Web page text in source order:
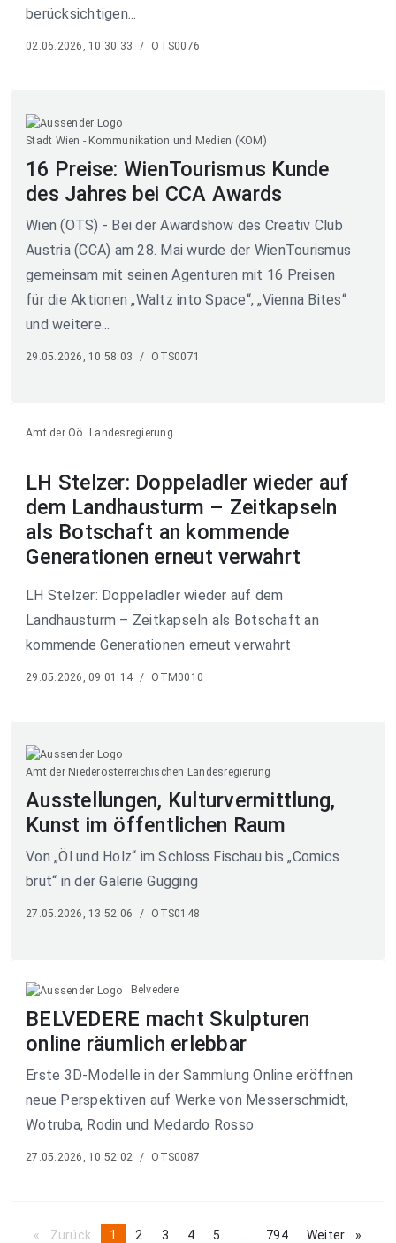
berücksichtigen...
02.06.2026, 10:30:33 / OTS0076
Stadt Wien - Kommunikation und Medien (KOM)
16 Preise: WienTourismus Kunde
des Jahres bei CCA Awards
Wien (OTS) - Bei der Awardshow des Creativ Club
Austria (CCA) am 28. Mai wurde der WienTourismus
gemeinsam mit seinen Agenturen mit 16 Preisen
für die Aktionen „Waltz into Space“, „Vienna Bites“
und weitere...
29.05.2026, 10:58:03 / OTS0071
Amt der Oö. Landesregierung
LH Stelzer: Doppeladler wieder auf
dem Landhausturm – Zeitkapseln
als Botschaft an kommende
Generationen erneut verwahrt
LH Stelzer: Doppeladler wieder auf dem
Landhausturm – Zeitkapseln als Botschaft an
kommende Generationen erneut verwahrt
29.05.2026, 09:01:14 / OTM0010
Amt der Niederösterreichischen Landesregierung
Ausstellungen, Kulturvermittlung,
Kunst im öffentlichen Raum
Von „Öl und Holz“ im Schloss Fischau bis „Comics
brut“ in der Galerie Gugging
27.05.2026, 13:52:06 / OTS0148
Belvedere
BELVEDERE macht Skulpturen
online räumlich erlebbar
Erste 3D-Modelle in der Sammlung Online eröffnen
neue Perspektiven auf Werke von Messerschmidt,
Wotruba, Rodin und Medardo Rosso
27.05.2026, 10:52:02 / OTS0087
Zurück pageYou're
1 page
2 page
3 page
4 page
5 pagepage
794 Weiter page